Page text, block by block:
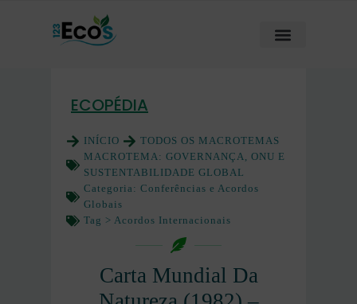
ECOPÉDIA
INÍCIO
TODOS OS MACROTEMAS
MACROTEMA: GOVERNANÇA, ONU E
SUSTENTABILIDADE GLOBAL
Categoria: Conferências e Acordos
Globais
Tag > Acordos Internacionais
Carta Mundial Da